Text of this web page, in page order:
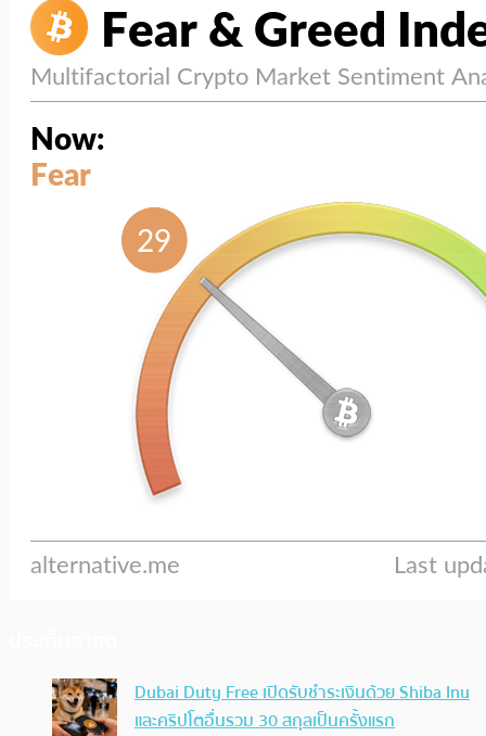
Dubai Duty Free เปิดรับชำระเงินด้วย Shiba Inu
และคริปโตอื่นรวม 30 สกุลเป็นครั้งแรก